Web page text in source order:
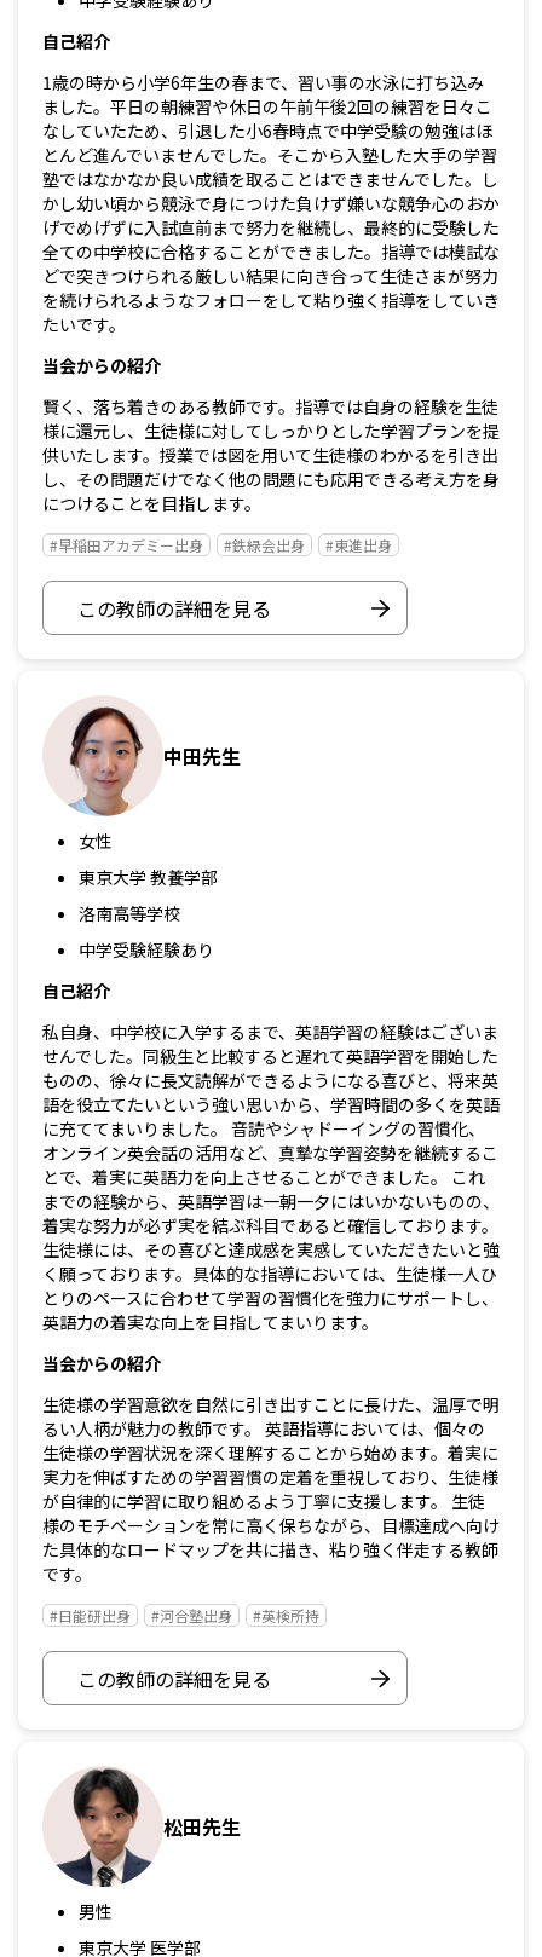
自己紹介
1歳の時から小学6年生の春まで、習い事の水泳に打ち込み
ました。平日の朝練習や休日の午前午後2回の練習を日々こ
なしていたため、引退した小6春時点で中学受験の勉強はほ
とんど進んでいませんでした。そこから入塾した大手の学習
塾ではなかなか良い成績を取ることはできませんでした。し
かし幼い頃から競泳で身につけた負けず嫌いな競争心のおか
げでめげずに入試直前まで努力を継続し、最終的に受験した
全ての中学校に合格することができました。指導では模試な
どで突きつけられる厳しい結果に向き合って生徒さまが努力
を続けられるようなフォローをして粘り強く指導をしていき
たいです。
当会からの紹介
賢く、落ち着きのある教師です。指導では自身の経験を生徒
様に還元し、生徒様に対してしっかりとした学習プランを提
供いたします。授業では図を用いて生徒様のわかるを引き出
し、その問題だけでなく他の問題にも応用できる考え方を身
につけることを目指します。
#早稲田アカデミー出身 #鉄緑会出身 #東進出身
この教師の詳細を見る
中田先生
女性
東京大学 教養学部
洛南高等学校
中学受験経験あり
自己紹介
私自身、中学校に入学するまで、英語学習の経験はございま
せんでした。同級生と比較すると遅れて英語学習を開始した
ものの、徐々に長文読解ができるようになる喜びと、将来英
語を役立てたいという強い思いから、学習時間の多くを英語
に充ててまいりました。 音読やシャドーイングの習慣化、
オンライン英会話の活用など、真摯な学習姿勢を継続するこ
とで、着実に英語力を向上させることができました。 これ
までの経験から、英語学習は一朝一夕にはいかないものの、
着実な努力が必ず実を結ぶ科目であると確信しております。
生徒様には、その喜びと達成感を実感していただきたいと強
く願っております。具体的な指導においては、生徒様一人ひ
とりのペースに合わせて学習の習慣化を強力にサポートし、
英語力の着実な向上を目指してまいります。
当会からの紹介
生徒様の学習意欲を自然に引き出すことに長けた、温厚で明
るい人柄が魅力の教師です。 英語指導においては、個々の
生徒様の学習状況を深く理解することから始めます。着実に
実力を伸ばすための学習習慣の定着を重視しており、生徒様
が自律的に学習に取り組めるよう丁寧に支援します。 生徒
様のモチベーションを常に高く保ちながら、目標達成へ向け
た具体的なロードマップを共に描き、粘り強く伴走する教師
です。
#日能研出身 #河合塾出身 #英検所持
この教師の詳細を見る
松田先生
男性
東京大学 医学部